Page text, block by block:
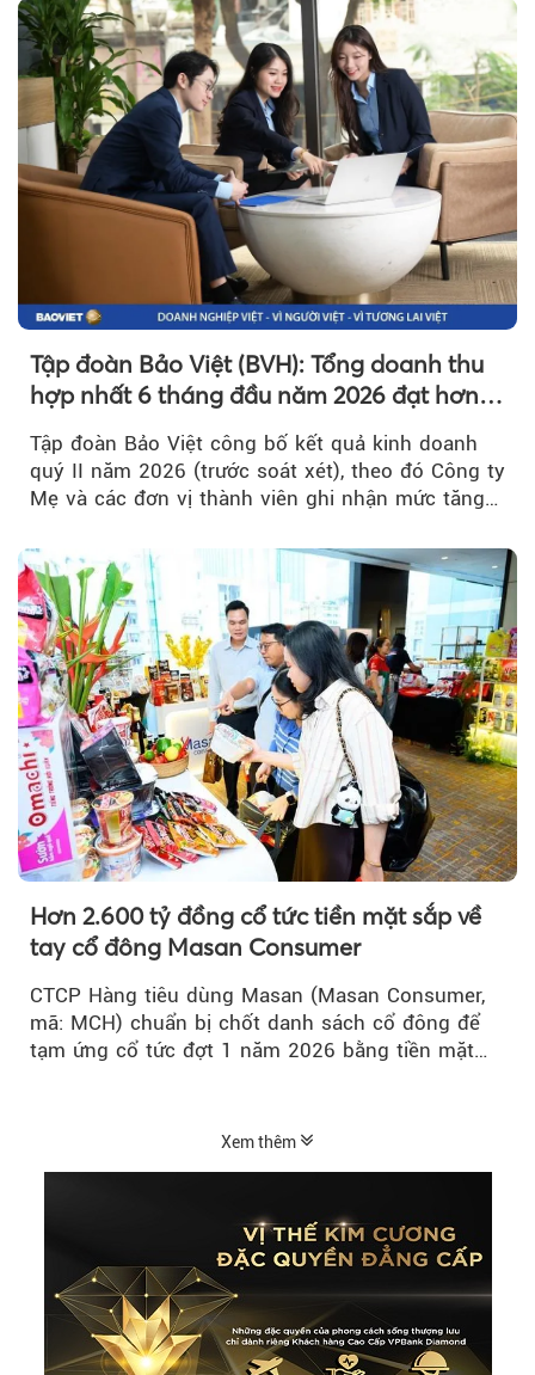
Tập đoàn Bảo Việt (BVH): Tổng doanh thu
hợp nhất 6 tháng đầu năm 2026 đạt hơn
32.000 tỷ đồng, tăng trưởng 9,2%
Tập đoàn Bảo Việt công bố kết quả kinh doanh
quý II năm 2026 (trước soát xét), theo đó Công ty
Mẹ và các đơn vị thành viên ghi nhận mức tăng
Hơn 2.600 tỷ đồng cổ tức tiền mặt sắp về
tay cổ đông Masan Consumer
CTCP Hàng tiêu dùng Masan (Masan Consumer,
mã: MCH) chuẩn bị chốt danh sách cổ đông để
tạm ứng cổ tức đợt 1 năm 2026 bằng tiền mặt
Xem thêm